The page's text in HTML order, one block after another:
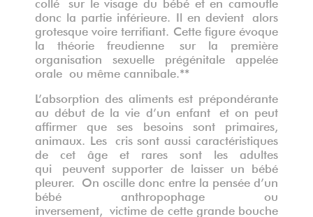
collé sur le visage du bébé et en camoufle
donc la partie inférieure. Il en devient alors
grotesque voire terrifiant. Cette figure évoque
la théorie freudienne sur la première
organisation sexuelle prégénitale appelée
orale ou même cannibale.**
L’absorption des aliments est prépondérante
au début de la vie d’un enfant et on peut
affirmer que ses besoins sont primaires,
animaux. Les cris sont aussi caractéristiques
de cet âge et rares sont les adultes
qui peuvent supporter de laisser un bébé
pleurer. On oscille donc entre la pensée d’un
bébé anthropophage ou
inversement, victime de cette grande bouche